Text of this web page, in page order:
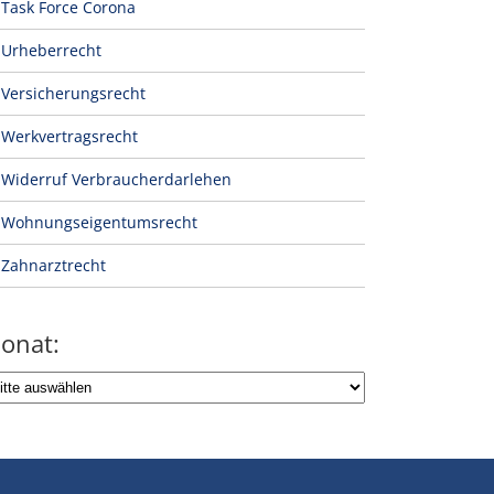
Task Force Corona
Urheberrecht
Versicherungsrecht
Werkvertragsrecht
Widerruf Verbraucherdarlehen
Wohnungseigentumsrecht
Zahnarztrecht